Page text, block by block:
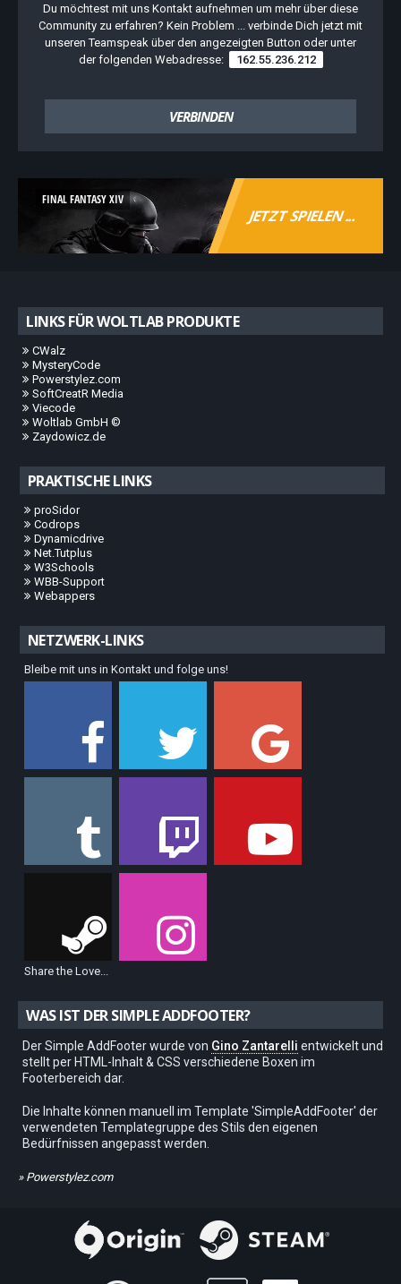
Du möchtest mit uns Kontakt aufnehmen um mehr über diese
Community zu erfahren? Kein Problem ... verbinde Dich jetzt mit
unseren Teamspeak über den angezeigten Button oder unter
der folgenden Webadresse:
162.55.236.212
VERBINDEN
FINAL FANTASY XIV
JETZT SPIELEN ...
LINKS FÜR WOLTLAB PRODUKTE
CWalz
MysteryCode
Powerstylez.com
SoftCreatR Media
Viecode
Woltlab GmbH ©
Zaydowicz.de
PRAKTISCHE LINKS
proSidor
Codrops
Dynamicdrive
Net.Tutplus
W3Schools
WBB-Support
Webappers
NETZWERK-LINKS
Bleibe mit uns in Kontakt und folge uns!
Share the Love...
WAS IST DER SIMPLE ADDFOOTER?
Der Simple AddFooter wurde von Gino Zantarelli entwickelt und
stellt per HTML-Inhalt & CSS verschiedene Boxen im
Footerbereich dar.
Die Inhalte können manuell im Template 'SimpleAddFooter' der
verwendeten Templategruppe des Stils den eigenen
Bedürfnissen angepasst werden.
» Powerstylez.com